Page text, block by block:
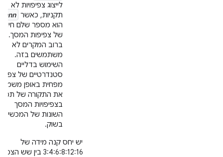
לייצוג צפיפויות לא
תקניות, כאשר nnn
הוא מספר שלם חיובי
של צפיפות המסך.
ברוב המקרים לא
משתמשים בזה.
השימוש בדליים
סטנדרטיים של
מפחית באופן
את התקורה של
בצפיפויות המסך
השונות של
בשוק.
יש יחס קנה מידה של
3:4:6:8:12:16 בין שש